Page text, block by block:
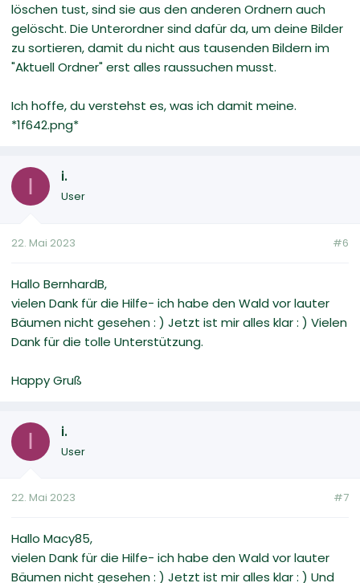
löschen tust, sind sie aus den anderen Ordnern auch
gelöscht. Die Unterordner sind dafür da, um deine Bilder
zu sortieren, damit du nicht aus tausenden Bildern im
"Aktuell Ordner" erst alles raussuchen musst.
Ich hoffe, du verstehst es, was ich damit meine.
*1f642.png*
I i.
User
22. Mai 2023 #6
Hallo BernhardB,
vielen Dank für die Hilfe- ich habe den Wald vor lauter
Bäumen nicht gesehen : ) Jetzt ist mir alles klar : ) Vielen
Dank für die tolle Unterstützung.
Happy Gruß
I i.
User
22. Mai 2023 #7
Hallo Macy85,
vielen Dank für die Hilfe- ich habe den Wald vor lauter
Bäumen nicht gesehen : ) Jetzt ist mir alles klar : ) Und